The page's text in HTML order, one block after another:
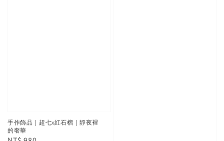
手作飾品｜超七x紅石榴｜靜夜裡
的奢華